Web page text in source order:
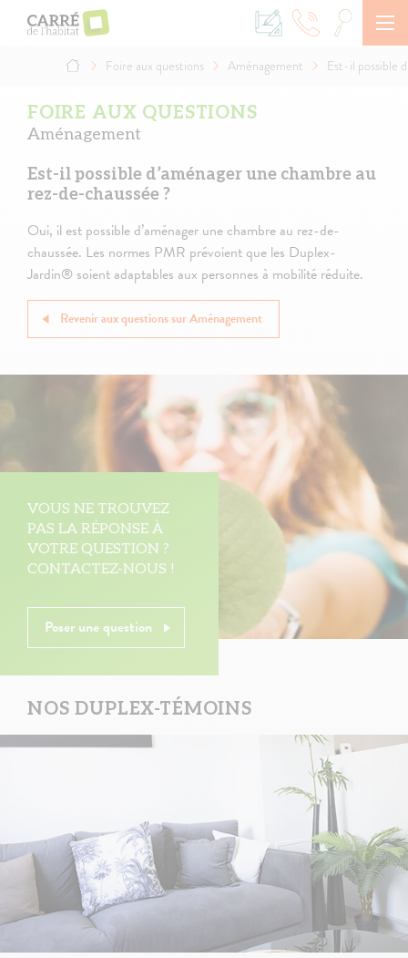
contenu
Foire aux questions Aménagement Est-il possible
FOIRE AUX QUESTIONS
Aménagement
Est-il possible d’aménager une chambre au
rez-de-chaussée ?
Oui, il est possible d’aménager une chambre au rez-de-
chaussée. Les normes PMR prévoient que les Duplex-
Jardin® soient adaptables aux personnes à mobilité réduite.
Revenir aux questions sur Aménagement
VOUS NE TROUVEZ
PAS LA RÉPONSE À
VOTRE QUESTION ?
CONTACTEZ-NOUS !
Poser une question
NOS DUPLEX-TÉMOINS